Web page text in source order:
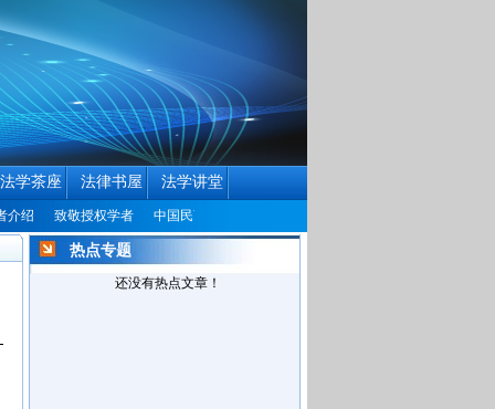
法学茶座 法律书屋 法学讲堂
致敬授权学者 中国民商法律网历届编辑联系方式征集公告
热点专题
还没有热点文章！